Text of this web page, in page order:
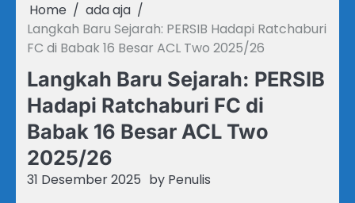
Home
ada aja
Langkah Baru Sejarah: PERSIB Hadapi Ratchaburi
FC di Babak 16 Besar ACL Two 2025/26
Langkah Baru Sejarah: PERSIB
Hadapi Ratchaburi FC di
Babak 16 Besar ACL Two
2025/26
31 Desember 2025 by Penulis